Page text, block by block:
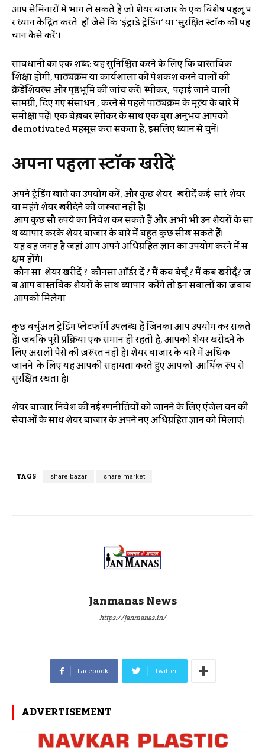
आप सेमिनारों में भाग ले सकते हैं जो शेयर बाजार के एक विशेष पहलू प
र ध्यान केंद्रित करते हों जैसे कि ‘इंट्राडे ट्रेडिंग‘ या ‘सुरक्षित स्टॉक की पह
चान कैसे करें‘।
सावधानी का एक शब्द: यह सुनिश्चित करने के लिए कि वास्तविक
शिक्षा होगी, पाठ्यक्रम या कार्यशाला की पेशकश करने वालों की
क्रेडेंशियल्स और पृष्ठभूमि की जांच करें। स्पीकर, पढ़ाई जाने वाली
सामग्री, दिए गए संसाधन , करने से पहले पाठ्यक्रम के मूल्य के बारे में
समीक्षा पढ़ें। एक बेख़बर स्पीकर के साथ एक बुरा अनुभव आपको
demotivated महसूस करा सकता है, इसलिए ध्यान से चुनें।
अपनापहलास्टॉकखरीदें
अपने ट्रेडिंग खाते का उपयोग करें, और कुछ शेयर खरीदें कई सारे शेयर
या महंगे शेयर खरीदेने की जरूरत नहीं है।
आप कुछ सौ रुपये का निवेश कर सकते हैं और अभी भी उन शेयरों के सा
थ व्यापार करके शेयर बाजार के बारे में बहुत कुछ सीख सकते हैं।
यह वह जगह है जहां आप अपने अधिग्रहित ज्ञान का उपयोग करने में स
क्षम होंगे।
कौन सा शेयर खरीदें ? कौनसा ऑर्डर दें ? मैं कब बेचूँ ? मैं कब खरीदूँ? ज
ब आप वास्तविक शेयरों के साथ व्यापार करेंगे तो इन सवालों का जवाब
आपको मिलेगा
कुछ वर्चुअल ट्रेडिंग प्लेटफॉर्म उपलब्ध हैं जिनका आप उपयोग कर सकते
हैं। जबकि पूरी प्रक्रिया एक समान ही रहती है, आपको शेयर खरीदने के
लिए असली पैसे की ज़रूरत नहीं है। शेयर बाजार के बारे में अधिक
जानने के लिए यह आपकी सहायता करते हुए आपको आर्थिक रूप से
सुरक्षित रखता है।
शेयर बाजार निवेश की नई रणनीतियों को जानने के लिए एंजेल वन की
सेवाओं के साथ शेयर बाजार के अपने नए अधिग्रहित ज्ञान को मिलाएं।
TAGS share bazar share market
Janmanas News
https://janmanas.in/
Facebook Twitter
ADVERTISEMENT